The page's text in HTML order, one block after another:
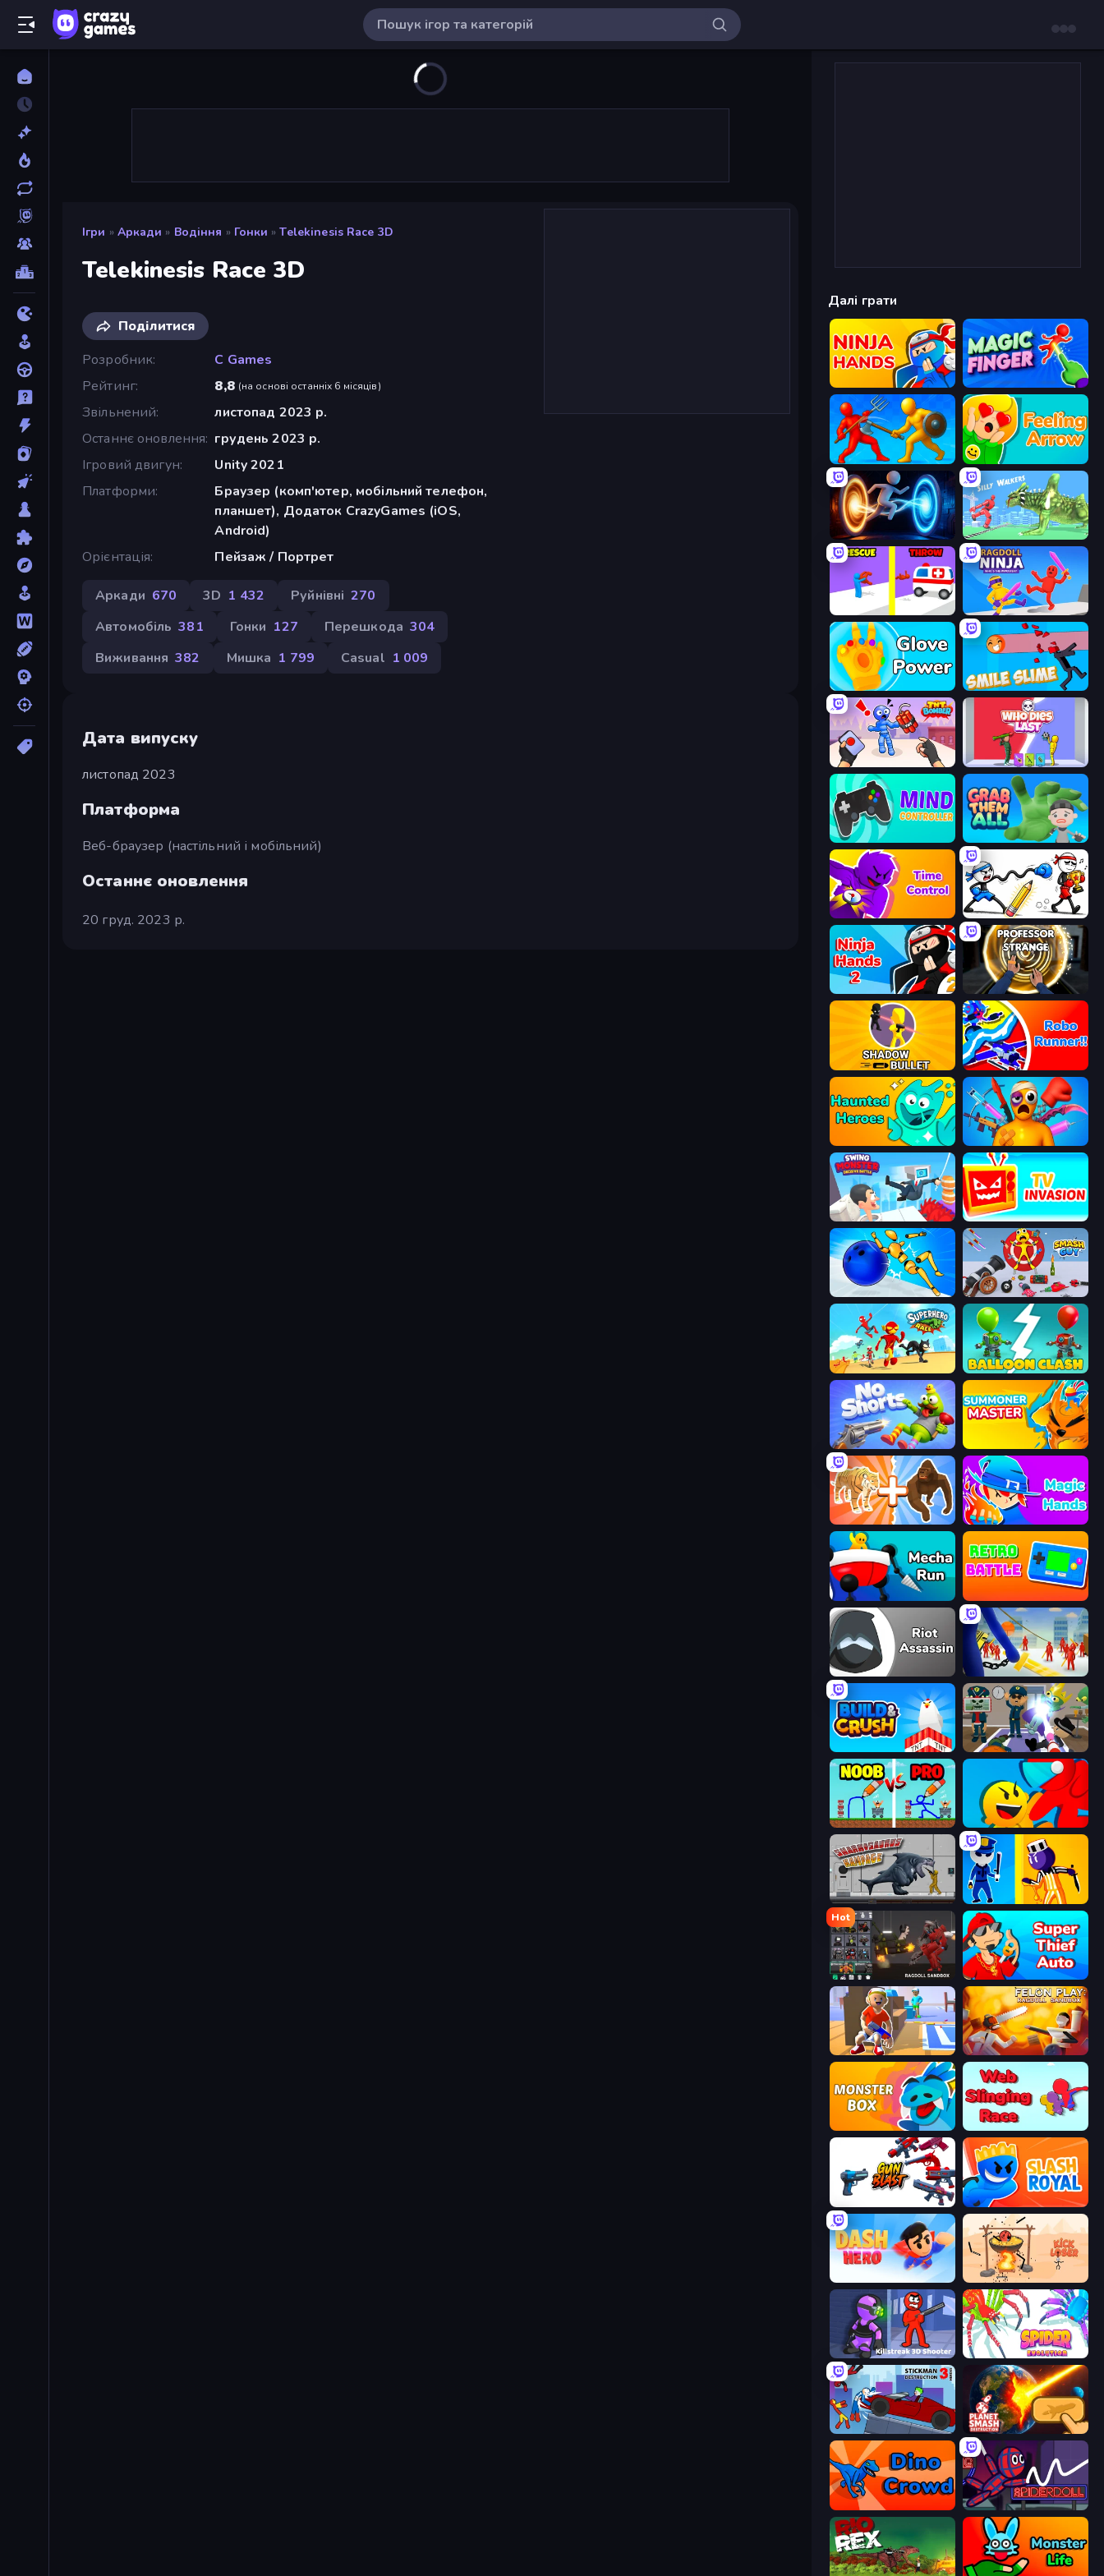
Ігри » Аркади » Водіння » Гонки » Telekinesis Race 3D
Telekinesis Race 3D
Поділитися
Розробник
C Games
Рейтинг
8,8 (на основі останніх 6 місяців)
Звільнений
листопад 2023 р.
Останнє оновлення грудень 2023 р.
Ігровий двигун
Unity 2021
Платформи
Браузер (комп'ютер, мобільний телефон,
планшет), Додаток CrazyGames (iOS,
Android)
Орієнтація
Пейзаж / Портрет
Аркади 670 3D 1 432 Руйнівні 270
Автомобіль 381 Гонки 127 Перешкода 304
Виживання 382 Мишка 1 799 Casual 1 009
Дата випуску
листопад 2023
Платформа
Веб-браузер (настільний і мобільний)
Останнє оновлення
20 груд. 2023 р.
Далі грати
Ninja Hands Magic Finger 3D
Epic Sword Battle! Fight in Arena Feeling Arrow
Portal Escape Silly Walkers
Rescue Throw Ragdoll Ninja: Imposter Hero
Glove Power Smile Slime
TNT Bomber Who Dies Last?
Mind Controller Grab Them All
Time Control! Doodle Smash
Ninja Hands 2 Professor Strange
Shadow Bullet Robo Runner
Haunted Heroes Fun Ragdoll Challenge!
Swing Monster: Decisive Battle TV Invasion
Playground Man! Ragdoll Show! Smash Guy: Ragdoll Punch Hero
Superhero Race! Balloon Clash
No Shorts Summoner Master
Animal DNA Run Magic Hands
Mecha Run Retro Battle
Riot Assassin Slasher
Build and Crush Find The Alien
DOP Noob: Draw to Save Riot Escape
Sharkosaurus Rampage
Hot
Last Play: Ragdoll Sandbox Super Thief Auto
Blaster Pranks Felon Play: Ragdoll Sandbox
Monster Box Web Slinging Race
Slash Royal
Kick Loser
Killstreak 3D Shooter Spider Evolution: Runner Game
Stickman Destruction 3 Heroes Planet Smash Destruction
Dino Crowd SpiderDoll